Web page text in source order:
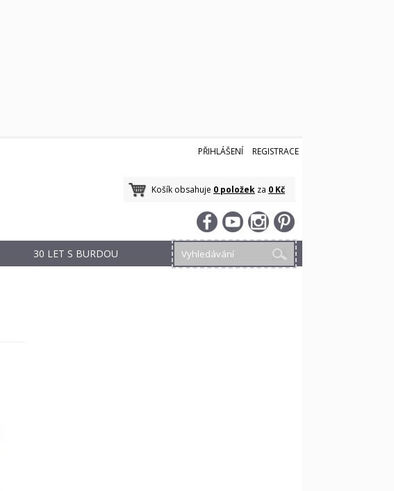
PŘIHLÁŠENÍ REGISTRACE
Košík obsahuje 0 položek za 0 Kč
30 LET S BURDOU